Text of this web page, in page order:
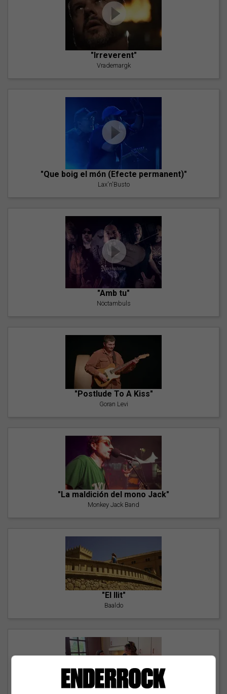
"Irreverent"
Vrademargk
"Que boig el món (Efecte permanent)"
Lax'n'Busto
"Amb tu"
Nöctambuls
"Postlude To A Kiss"
Goran Levi
"La maldición del mono Jack"
Monkey Jack Band
"El llit"
Baaldo